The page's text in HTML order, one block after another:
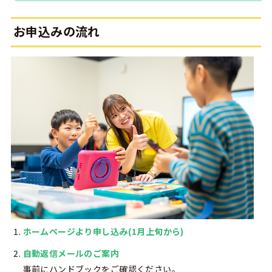
お申込みの流れ
ホームページより申し込み(1月上旬から)
自動返信メールのご案内
事前にハンドブックをご確認ください。